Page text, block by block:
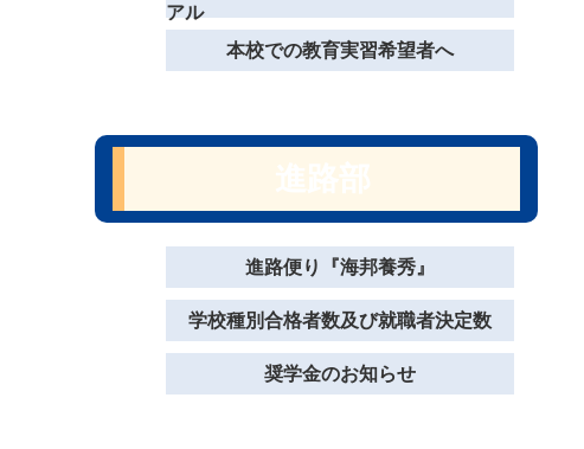
アル
本校での教育実習希望者へ
進路便り『海邦養秀』
学校種別合格者数及び就職者決定数
奨学金のお知らせ